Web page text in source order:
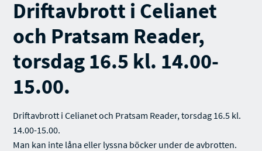
Driftavbrott i Celianet
och Pratsam Reader,
torsdag 16.5 kl. 14.00-
15.00.
Driftavbrott i Celianet och Pratsam Reader, torsdag 16.5 kl.
14.00-15.00.
Man kan inte låna eller lyssna böcker under de avbrotten.